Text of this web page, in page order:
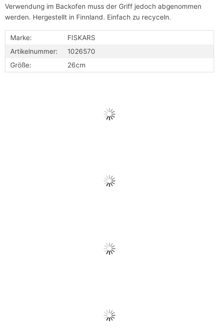
Verwendung im Backofen muss der Griff jedoch abgenommen
werden. Hergestellt in Finnland. Einfach zu recyceln.
Marke:
FISKARS
Artikelnummer:
1026570
Größe:
26cm